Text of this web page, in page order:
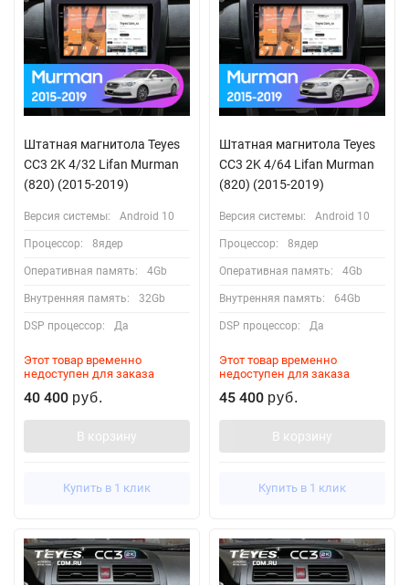
Штатная магнитола Teyes
CC3 2K 4/32 Lifan Murman
(820) (2015-2019)
Версия системы: Android 10
Процессор: 8ядер
Оперативная память: 4Gb
Внутренняя память: 32Gb
DSP процессор: Да
Этот товар временно
недоступен для заказа
40 400 руб.
В корзину
Купить в 1 клик
Штатная магнитола Teyes
CC3 2K 4/64 Lifan Murman
(820) (2015-2019)
Версия системы: Android 10
Процессор: 8ядер
Оперативная память: 4Gb
Внутренняя память: 64Gb
DSP процессор: Да
Этот товар временно
недоступен для заказа
45 400 руб.
В корзину
Купить в 1 клик